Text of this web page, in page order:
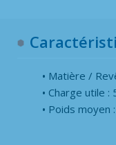
Matière /
Charge utile :
Poids moyen